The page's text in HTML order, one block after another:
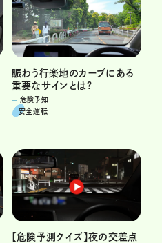
賑わう行楽地のカーブにある
重要なサインとは?
危険予知
安全運転
【危険予測クイズ】夜の交差点